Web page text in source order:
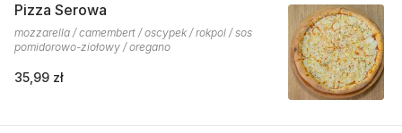
Pizza Serowa
mozzarella / camembert / oscypek / rokpol / sos
pomidorowo-ziołowy / oregano
35,99 zł